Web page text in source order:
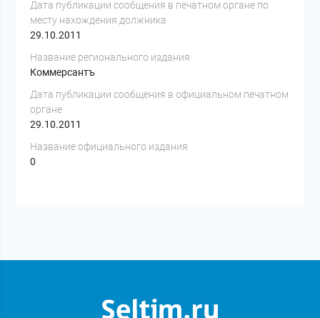
Дата публикации сообщения в печатном органе по
месту нахождения должника
29.10.2011
Название регионального издания
Коммерсантъ
Дата публикации сообщения в официальном печатном
органе
29.10.2011
Название официального издания
0